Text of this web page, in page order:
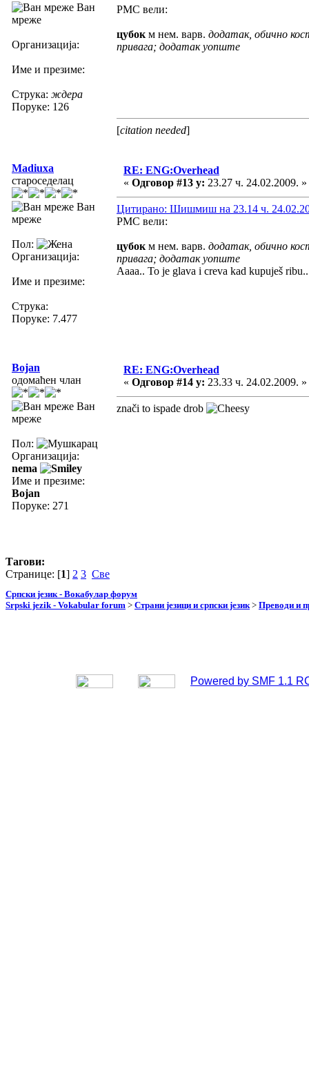
Ван
мреже
Организација:
Име и презиме:
Струка: ждера
Поруке: 126
РМС вели:
цубок м нем. варв. додатак, обично
привага; додатак уопште
[citation needed]
Madiuxa
староседелац
Ван
мреже
Пол:
Организација:
Име и презиме:
Струка:
Поруке: 7.477
RE: ENG:Overhead
« Одговор #13 у: 23.27 ч. 24.02.2009. »
Цитирано: Шишмиш на 23.14 ч.
РМС вели:
цубок м нем. варв. додатак, обично
привага; додатак уопште
Aaaa.. To je glava i creva kad kupuješ
Bojan
одомаћен члан
Ван
мреже
Пол:
Организација:
nema
Име и презиме:
Bojan
Поруке: 271
RE: ENG:Overhead
« Одговор #14 у: 23.33 ч. 24.02.2009. »
znači to ispade drob
Тагови:
Странице: [1] 2 3 Све
Српски језик - Вокабулар форум
Srpski jezik - Vokabular forum > Страни језици и српски језик> Преводи и
Powered by SMF 1.1